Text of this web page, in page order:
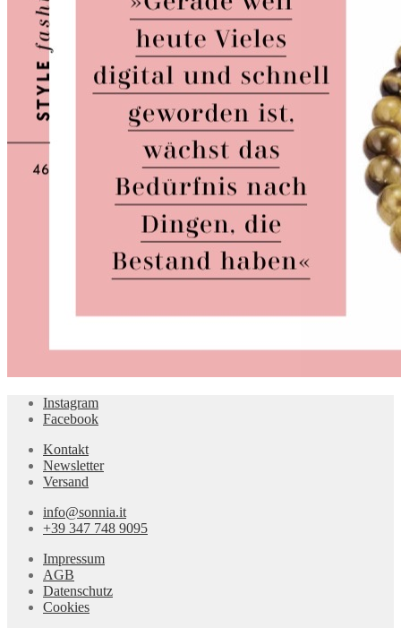
Instagram
Facebook
Kontakt
Newsletter
Versand
info@sonnia.it
+39 347 748 9095
Impressum
AGB
Datenschutz
Cookies